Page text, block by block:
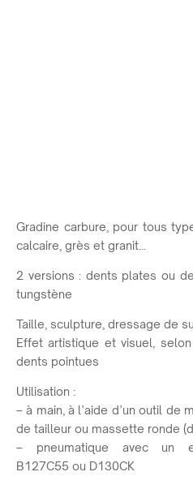
Gradine carbure, pour tous
calcaire, grès et granit…
2 versions : dents plates ou
tungstène
Taille, sculpture, dressage de
Effet artistique et visuel,
dents pointues
Utilisation :
– à main, à l’aide d’un outil
de tailleur ou massette ronde
– pneumatique avec un
B127C55 ou D130CK